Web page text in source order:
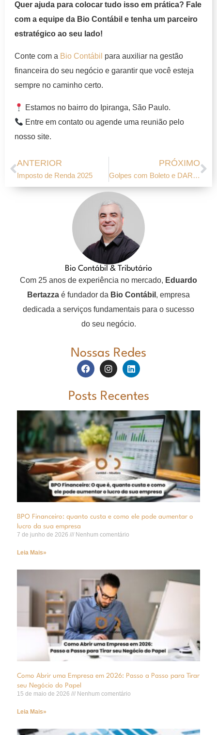
Quer ajuda para colocar tudo isso em prática? Fale
com a equipe da Bio Contábil e tenha um parceiro
estratégico ao seu lado!
Conte com a Bio Contábil para auxiliar na gestão
financeira do seu negócio e garantir que você esteja
sempre no caminho certo.
Estamos no bairro do Ipiranga, São Paulo.
Entre em contato ou agende uma reunião pelo
nosso site.
ANTERIOR
Imposto de Renda 2025
PRÓXIMO
Golpes com Boleto e DARF Falsos: Como Proteger Sua Empresa
Bio Contábil & Tributário
Com 25 anos de experiência no mercado, Eduardo
Bertazza é fundador da Bio Contábil , empresa
dedicada a serviços fundamentais para o sucesso
do seu negócio.
Nossas Redes
Posts Recentes
BPO Financeiro: quanto custa e como ele pode aumentar o
lucro da sua empresa
7 de junho de 2026
Nenhum comentário
Leia Mais»
Como Abrir uma Empresa em 2026: Passo a Passo para Tirar
seu Negócio do Papel
15 de maio de 2026
Nenhum comentário
Leia Mais»